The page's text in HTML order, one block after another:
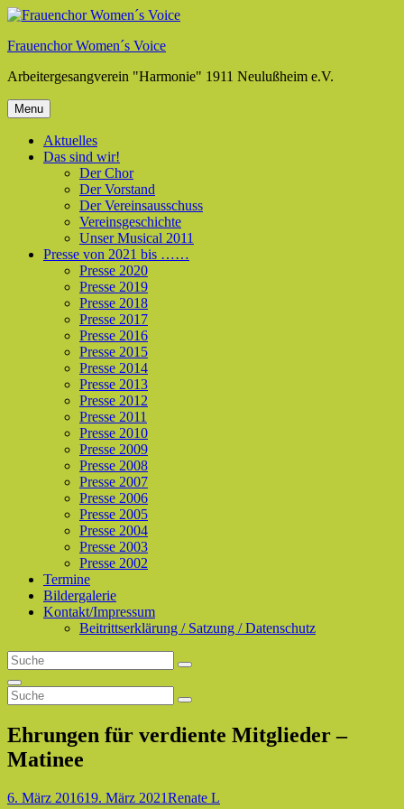
Skip
content
Frauenchor Women´s Voice
Arbeitergesangverein "Harmonie" 1911 Neulußheim e.V.
Menu
Aktuelles
Das sind wir!
Der Chor
Der Vorstand
Der Vereinsausschuss
Vereinsgeschichte
Unser Musical 2011
Presse von 2021 bis ……
Presse 2020
Presse 2019
Presse 2018
Presse 2017
Presse 2016
Presse 2015
Presse 2014
Presse 2013
Presse 2012
Presse 2011
Presse 2010
Presse 2009
Presse 2008
Presse 2007
Presse 2006
Presse 2005
Presse 2004
Presse 2003
Presse 2002
Termine
Bildergalerie
Kontakt/Impressum
Beitrittserklärung / Satzung / Datenschutz
Search
for:
Search
Search
Search
for:
Search
Ehrungen für verdiente Mitglieder –
Matinee
Posted-
6. März 201619. März 2021By
Byline
Renate L